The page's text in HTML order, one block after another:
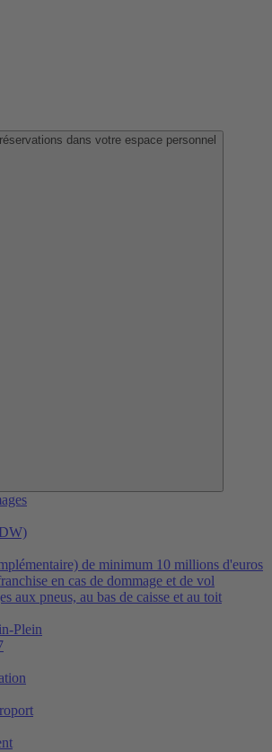
dans votre espace personnel
de minimum 10 millions d'euros
en cas de dommage et de vol
aux pneus, au bas de caisse et au toit
Plein